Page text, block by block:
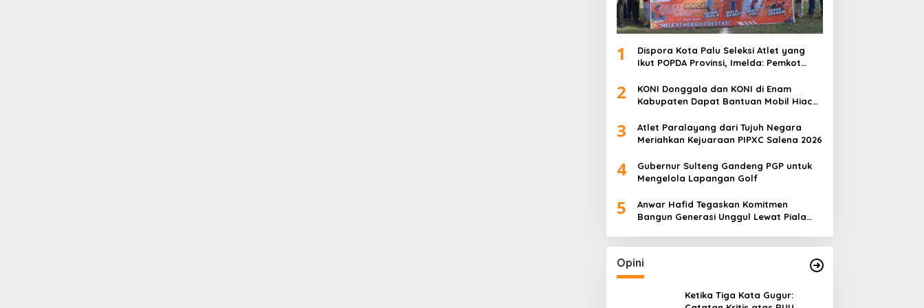
1
Dispora Kota Palu Seleksi Atlet yang
Ikut POPDA Provinsi, Imelda: Pemkot
Olahraga Pelajar
2
KONI Donggala dan KONI di Enam
Kabupaten Dapat Bantuan Mobil Hiace
3
Atlet Paralayang dari Tujuh Negara
Meriahkan Kejuaraan PIPXC Salena 2026
4
Gubernur Sulteng Gandeng PGP untuk
Mengelola Lapangan Golf
5
Anwar Hafid Tegaskan Komitmen
Bangun Generasi Unggul Lewat Piala
Opini
Ketika Tiga Kata Gugur: